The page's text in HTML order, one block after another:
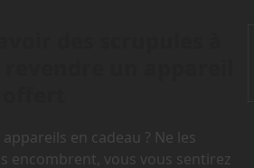
en cadeau ? Ne les
encombrent, vous vous sentirez